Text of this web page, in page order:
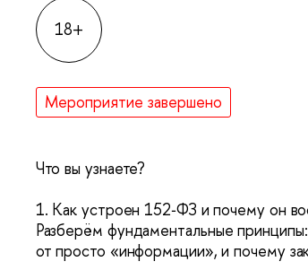
18+
Мероприятие завершено
Что вы узнаете?
1. Как устроен 152‑ФЗ и почему он
Разберём фундаментальные
от просто «информации», и почему